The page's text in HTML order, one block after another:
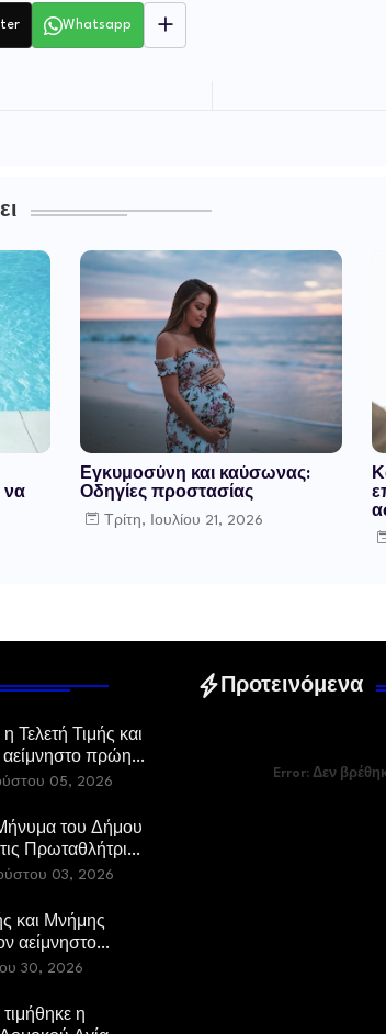
Whatsapp
να
Εγκυμοσύνη και καύσωνας:
Οδηγίες προστασίας
Τρίτη, Ιουλίου 21, 2026
Τελετή Τιμής και
αείμνηστο πρώην
Μαλαμίδα στο
05, 2026
του Δήμου
Πρωταθλήτριες
και
03, 2026
και Μνήμης
αείμνηστο
στο Νεοχώρι
30, 2026
η
Προτεινόμενα
Error:Δεν